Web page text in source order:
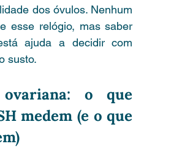
dos óvulos. Nenhum
esse relógio, mas saber
ajuda a decidir com
susto.
ovariana: o que
medem (e o que